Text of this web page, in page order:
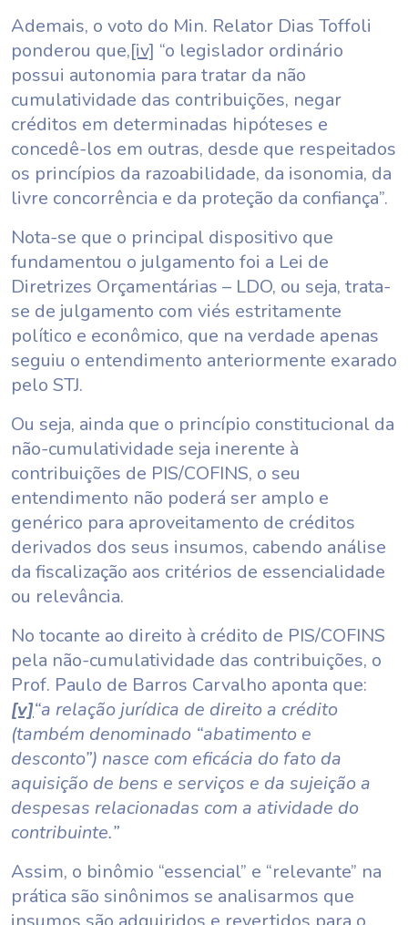
Ademais, o voto do Min. Relator Dias Toffoli
ponderou que,[iv] “o legislador ordinário
possui autonomia para tratar da não
cumulatividade das contribuições, negar
créditos em determinadas hipóteses e
concedê-los em outras, desde que respeitados
os princípios da razoabilidade, da isonomia, da
livre concorrência e da proteção da confiança”.
Nota-se que o principal dispositivo que
fundamentou o julgamento foi a Lei de
Diretrizes Orçamentárias – LDO, ou seja, trata-
se de julgamento com viés estritamente
político e econômico, que na verdade apenas
seguiu o entendimento anteriormente exarado
pelo STJ.
Ou seja, ainda que o princípio constitucional da
não-cumulatividade seja inerente à
contribuições de PIS/COFINS, o seu
entendimento não poderá ser amplo e
genérico para aproveitamento de créditos
derivados dos seus insumos, cabendo análise
da fiscalização aos critérios de essencialidade
ou relevância.
No tocante ao direito à crédito de PIS/COFINS
pela não-cumulatividade das contribuições, o
Prof. Paulo de Barros Carvalho aponta que:
[v]“a relação jurídica de direito a crédito
(também denominado “abatimento e
desconto”) nasce com eficácia do fato da
aquisição de bens e serviços e da sujeição a
despesas relacionadas com a atividade do
contribuinte.”
Assim, o binômio “essencial” e “relevante” na
prática são sinônimos se analisarmos que